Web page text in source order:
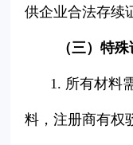
供企业合法存续
（三）特殊
1. 所有材料
料，注册商有权